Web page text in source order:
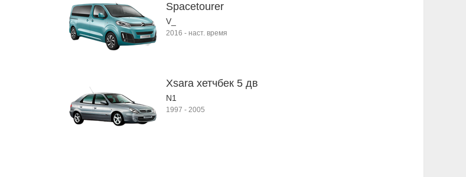
Spacetourer
V_
2016 - наст. время
Xsara хетчбек 5 дв
N1
1997 - 2005